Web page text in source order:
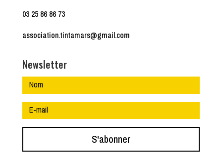
03 25 86 86 73
association.tintamars@gmail.com
Newsletter
S'abonner